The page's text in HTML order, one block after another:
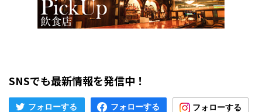
SNSでも最新情報を発信中！